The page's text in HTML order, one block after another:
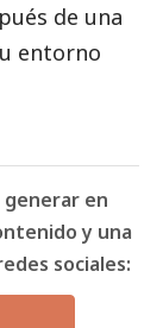
de una
entorno
en
y una
sociales: